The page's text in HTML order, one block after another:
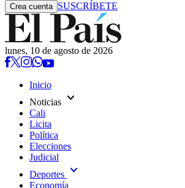
Crea cuenta SUSCRÍBETE
lunes, 10 de agosto de 2026
Inicio
Noticias expand_more
Cali
Licita
Política
Elecciones
Judicial
Deportes expand_more
Economía